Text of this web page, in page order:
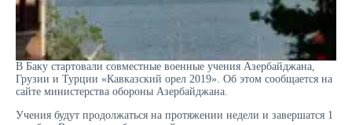
В Баку стартовали совместные военные учения Азербайджана,
Грузии и Турции «Кавказский орел 2019». Об этом сообщается на
сайте министерства обороны Азербайджана.
Учения будут продолжаться на протяжении недели и завершатся 1